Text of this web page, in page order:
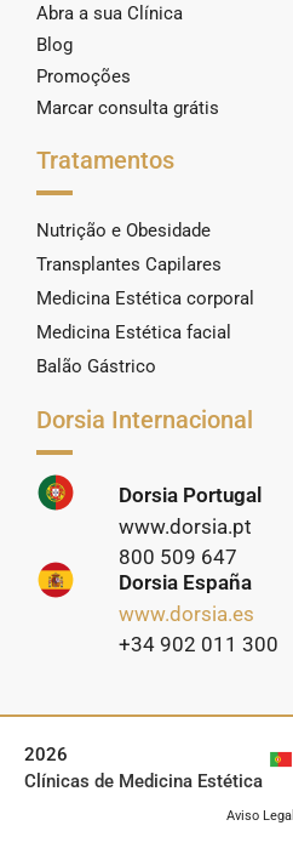
Abra a sua Clínica
Blog
Promoções
Marcar consulta grátis
Tratamentos
Nutrição e Obesidade
Transplantes Capilares
Medicina Estética corporal
Medicina Estética facial
Balão Gástrico
Dorsia Internacional
Dorsia Portugal
www.dorsia.pt
800 509 647
Dorsia España
www.dorsia.es
+34 902 011 300
2026
Clínicas de Medicina Estética
Aviso Legal